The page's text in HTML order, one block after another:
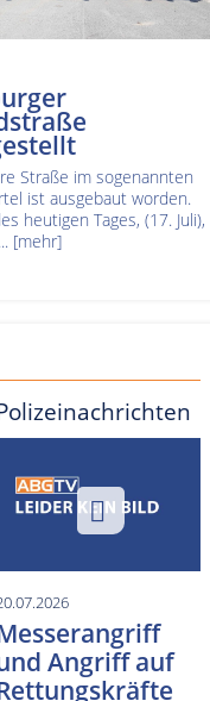
Straße im sogenannten
ist ausgebaut worden.
heutigen Tages, (17. Juli),
[mehr]
Angriff auf